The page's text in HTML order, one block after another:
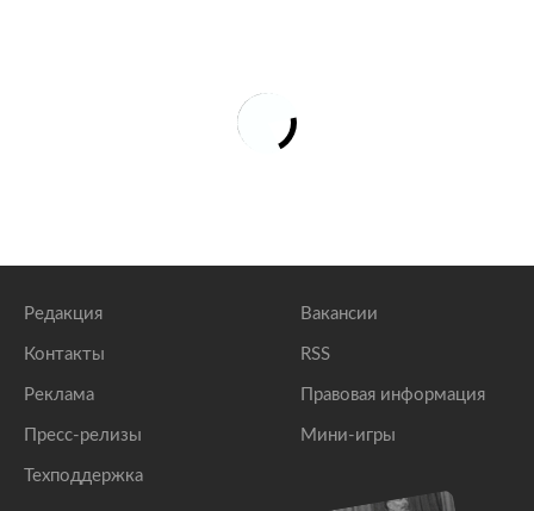
Редакция
Контакты
Реклама
Пресс-релизы
Техподдержка
Вакансии
RSS
Правовая информация
Мини-игры